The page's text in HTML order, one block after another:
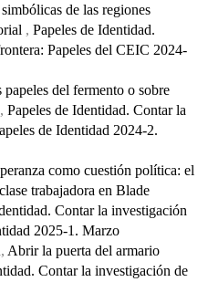
de las regiones
, Papeles de Identidad.
Papeles del CEIC 2024-
papeles del fermento o sobre
, Papeles de Identidad. Contar la
de Identidad 2024-2.
como cuestión política: el
trabajadora en Blade
Contar la investigación
2025-1. Marzo
Abrir la puerta del armario
Contar la investigación de